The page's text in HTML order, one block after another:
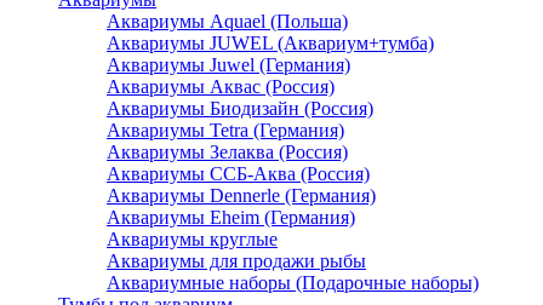
Аквариумы Aquael (Польша)
Аквариумы JUWEL (Аквариум+тумба)
Аквариумы Juwel (Германия)
Аквариумы Аквас (Россия)
Аквариумы Биодизайн (Россия)
Аквариумы Tetra (Германия)
Аквариумы Зелаква (Россия)
Аквариумы ССБ-Аква (Россия)
Аквариумы Dennerle (Германия)
Аквариумы Eheim (Германия)
Аквариумы круглые
Аквариумы для продажи рыбы
Аквариумные наборы (Подарочные наборы)